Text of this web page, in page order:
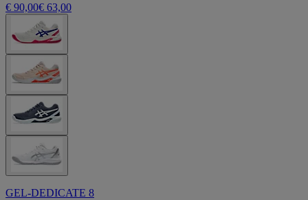
€ 90,00€ 63,00
GEL-DEDICATE 8